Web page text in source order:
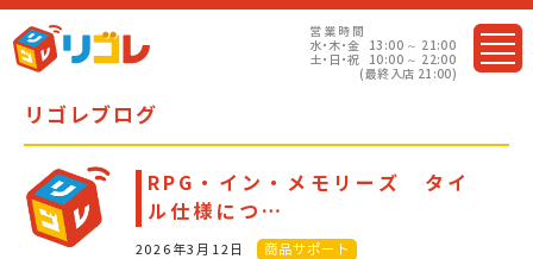
営業 時間
水・木・金
13:00 ～ 21:00
土・日・祝
10:00 ～ 22:00
(最終入店 21:00)
リゴレブログ
RPG・イン・メモリーズ タイ
ル仕様につ…
2026年3月12日 商品サポート